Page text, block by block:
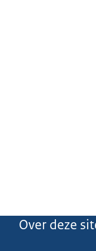
Over deze